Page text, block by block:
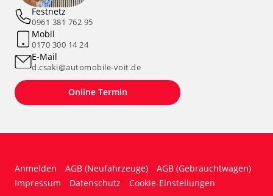
Festnetz
0961 381 762 95
Mobil
0170 300 14 24
E-Mail
d.csaki@automobile-voit.de
Online Termin
Anmelden AGB (Neufahrzeuge)
AGB (Gebrauchtwagen)
Impressum
Datenschutz Cookie-Einstellungen